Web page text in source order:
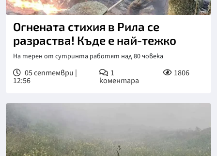
Огнената стихия в Рила се
разраства! Къде е най-тежко
На терен от сутринта работят над 80 човека
05 септември |
12:56
1
коментара
1806